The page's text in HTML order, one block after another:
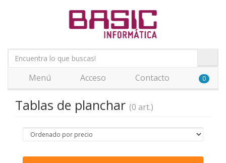
Menú Acceso Contacto 0
Tablas de planchar (0 art.)